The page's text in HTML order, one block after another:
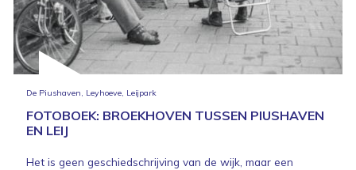
De Piushaven, Leyhoeve, Leijpark
FOTOBOEK: BROEKHOVEN TUSSEN PIUSHAVEN
EN LEIJ
Het is geen geschiedschrijving van de wijk, maar een